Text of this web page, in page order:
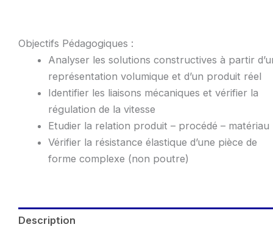
Objectifs Pédagogiques :
Analyser les solutions constructives à partir
représentation volumique et d’un produit réel
Identifier les liaisons mécaniques et vérifier la
régulation de la vitesse
Etudier la relation produit – procédé – matériau
Vérifier la résistance élastique d’une pièce de
forme complexe (non poutre)
Description